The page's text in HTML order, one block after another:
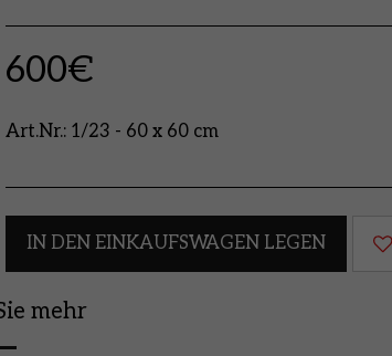
600€
Art.Nr.: 1/23 - 60 x 60 cm
IN DEN EINKAUFSWAGEN LEGEN
mehr